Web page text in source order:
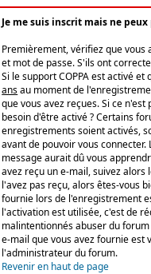
Je me suis inscrit mais ne
Premièrement, vérifiez que
et mot de passe. S'ils ont
Si le support COPPA est activé
ansau moment de
que vous avez reçues. Si ce
besoin d'être activé ? Certains
enregistrements soient activés,
avant de pouvoir vous
message aurait dû vous
avez reçu un e-mail, suivez
l'avez pas reçu, alors êtes-vous
fournie lors de l'enregistrement
l'activation est utilisée, c'est de
malintentionnés abuser du
e-mail que vous avez fournie est
l'administrateur du forum.
Revenir en haut de page